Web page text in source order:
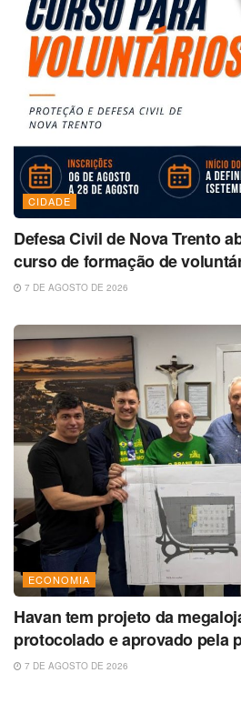
CIDADE
Defesa Civil de Nova Trento
curso de formação de
7 DE AGOSTO DE 2026
ECONOMIA
Havan tem projeto da
protocolado e aprovado pela
7 DE AGOSTO DE 2026